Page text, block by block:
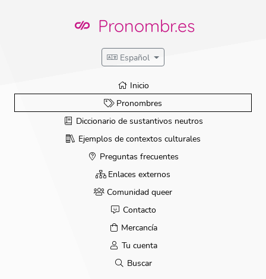
Pronombr.es
Español
Inicio
Pronombres
Diccionario de sustantivos neutros
Ejemplos de contextos culturales
Preguntas frecuentes
Enlaces externos
Comunidad queer
Contacto
Mercancía
Tu cuenta
Buscar